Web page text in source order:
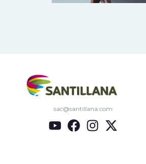
sac@santillana.com